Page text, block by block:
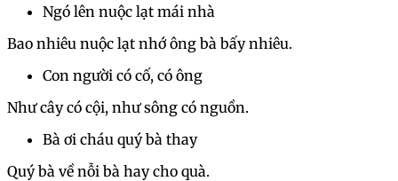
Ngó lên nuộc lạt mái nhà
Bao nhiêu nuộc lạt nhớ ông bà bấy nhiêu.
Con người có cố, có ông
Như cây có cội, như sông có nguồn.
Bà ơi cháu quý bà thay
Quý bà về nỗi bà hay cho quà.